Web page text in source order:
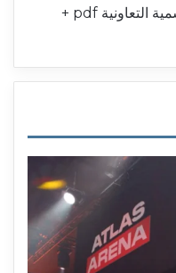
نموذج طلب تسمية التعاونية pdf +